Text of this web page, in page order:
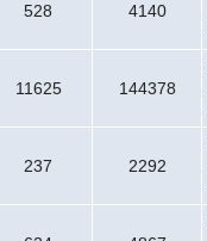
528 4140
11625 144378
237 2292